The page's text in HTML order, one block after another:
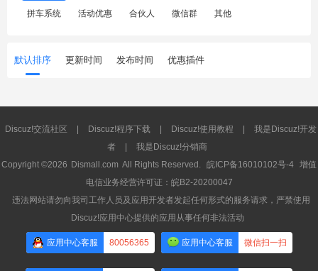
拼车系统 活动优惠 合伙人 微信群 其他
默认排序 更新时间 发布时间 优惠插件
Discuz!交流社区 Discuz!程序下载 Discuz!使用教程
我是Discuz!开发
者
我是Discuz!分销商
Copyright ©2026 Dismall.com All Rights Reserved. 皖ICP备16010102号-4 增值
电信业务经营许可证：皖B2-20200047
违法网站请勿向我司工作人员及应用开发者发起任何形式的服务请求，严禁使用
Discuz!应用中心提供的应用从事任何非法活动
应用中心客服 80056365 应用中心客服 微信扫一扫